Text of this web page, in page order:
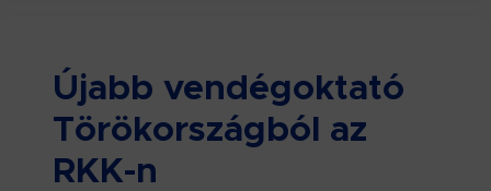
Újabb vendégoktató
Törökországból az
RKK-n